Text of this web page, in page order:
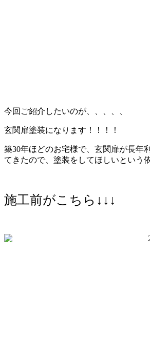
今回ご紹介したいのが、、、、、
玄関扉塗装になります！！！！
築30年ほどのお宅様で、玄関扉が長年
てきたので、塗装をしてほしいという
施工前がこちら↓↓↓